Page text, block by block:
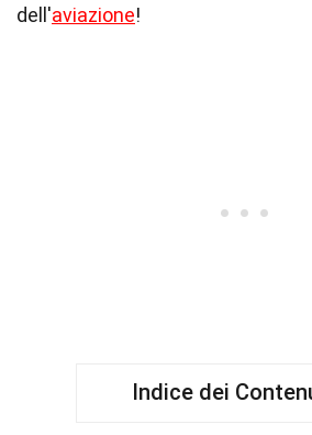
dell'aviazione!
Indice dei